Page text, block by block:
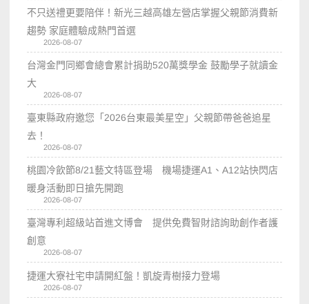
不只送禮更要陪伴！新光三越高雄左營店掌握父親節消費新
趨勢 家庭體驗成熱門首選
2026-08-07
台灣金門同鄉會總會累計捐助520萬獎學金 鼓勵學子就讀金
大
2026-08-07
臺東縣政府邀您「2026台東最美星空」父親節帶爸爸追星
去！
2026-08-07
桃園冷飲節8/21藝文特區登場 機場捷運A1、A12站快閃店
暖身活動即日搶先開跑
2026-08-07
臺灣專利超級站首進文博會 提供免費智財諮詢助創作者護
創意
2026-08-07
捷運大寮社宅申請開紅盤！凱旋青樹接力登場
2026-08-07